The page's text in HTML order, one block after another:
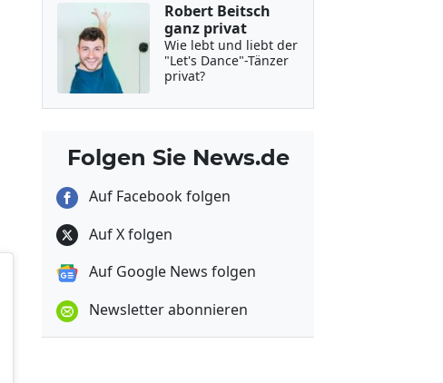
Robert Beitsch
ganz privat
Wie lebt und liebt der
"Let's Dance"-Tänzer
privat?
Folgen Sie News.de
Auf Facebook folgen
Auf X folgen
Auf Google News folgen
Newsletter abonnieren